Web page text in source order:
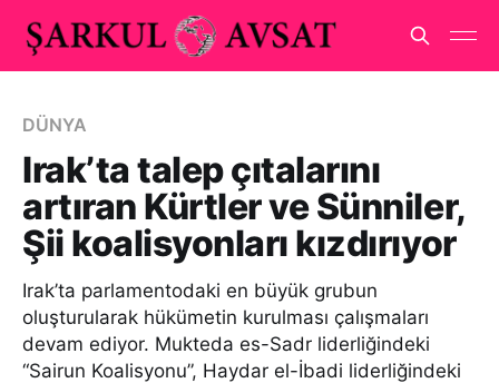
DÜNYA
Irak’ta talep çıtalarını
artıran Kürtler ve Sünniler,
Şii koalisyonları kızdırıyor
Irak’ta parlamentodaki en büyük grubun
oluşturularak hükümetin kurulması çalışmaları
devam ediyor. Mukteda es-Sadr liderliğindeki
“Sairun Koalisyonu”, Haydar el-İbadi liderliğindeki